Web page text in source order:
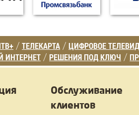
/ ТЕЛЕКАРТА / ЦИФРОВОЕ
ИНТЕРНЕТ / РЕШЕНИЯ ПОД КЛЮЧ /
Обслуживание
клиентов